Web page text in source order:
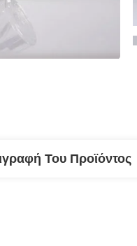
Του Προϊόντος